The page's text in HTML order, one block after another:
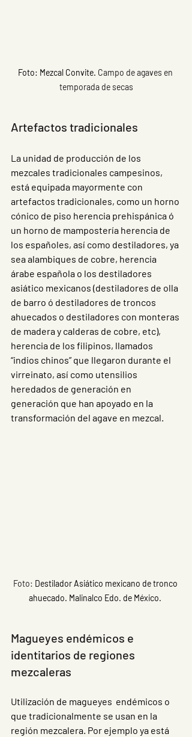
Foto: Mezcal Convite. Campo de agaves en
temporada de secas
Artefactos tradicionales
La unidad de producción de los
mezcales tradicionales campesinos,
está equipada mayormente con
artefactos tradicionales, como un horno
cónico de piso herencia prehispánica ó
un horno de mampostería herencia de
los españoles, así como destiladores, ya
sea alambiques de cobre, herencia
árabe española o los destiladores
asiático mexicanos (destiladores de olla
de barro ó destiladores de troncos
ahuecados o destiladores con monteras
de madera y calderas de cobre, etc),
herencia de los filipinos, llamados
“indios chinos” que llegaron durante el
virreinato, así como utensilios
heredados de generación en
generación que han apoyado en la
transformación del agave en mezcal.
Foto: Destilador Asiático mexicano de tronco
ahuecado. Malinalco Edo. de México.
Magueyes endémicos e
identitarios de regiones
mezcaleras
Utilización de magueyes  endémicos o
que tradicionalmente se usan en la
región mezcalera. Por ejemplo ya está